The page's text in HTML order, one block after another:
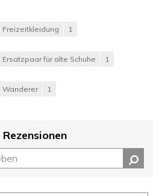
Freizeitkleidung 1
Ersatzpaar für alte Schuhe 1
Wanderer 1
Rezensionen